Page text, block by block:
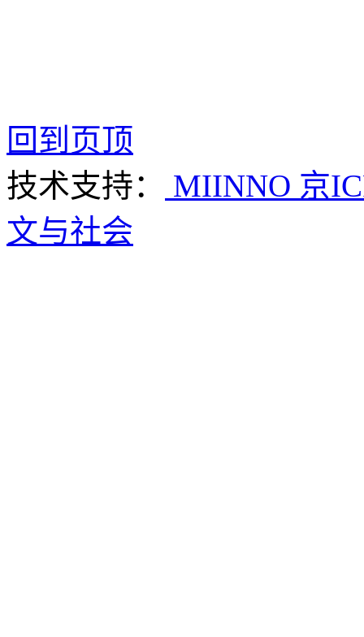
回到页顶
技术支持：
MIINNO 京
文与社会